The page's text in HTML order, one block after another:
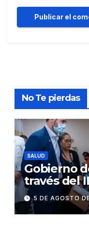
No Te pierdas
SALUD
Gobierno
través del
en 86
salud
5 DE AGOSTO